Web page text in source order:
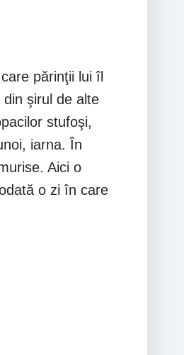
părinţii lui îl
şirul de alte
stufoşi,
iarna. În
Aici o
o zi în care